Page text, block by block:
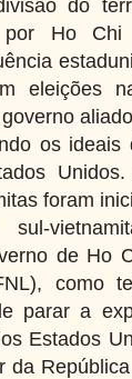
do
por Ho
eleições
os
foram
de Ho
como
parar a
Estados